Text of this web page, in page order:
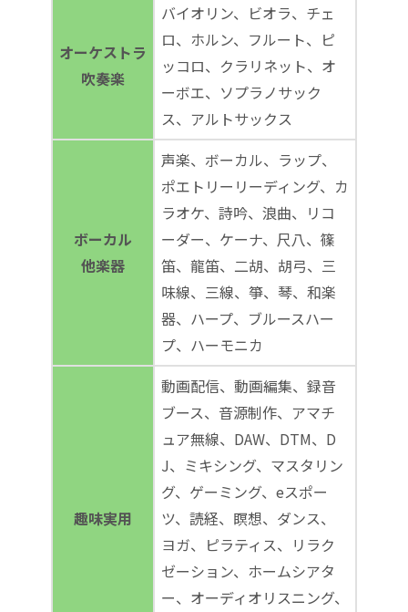
オーケストラ
吹奏楽
バイオリン、ビオラ、チェ
ロ、ホルン、フルート、ピ
ッコロ、クラリネット、オ
ーボエ、ソプラノサック
ス、アルトサックス
ボーカル
他楽器
声楽、ボーカル、ラップ、
ポエトリーリーディング、カ
ラオケ、詩吟、浪曲、リコ
ーダー、ケーナ、尺八、篠
笛、龍笛、二胡、胡弓、三
味線、三線、箏、琴、和楽
器、ハープ、ブルースハー
プ、ハーモニカ
趣味実用
動画配信、動画編集、録音
ブース、音源制作、アマチ
ュア無線、DAW、DTM、D
J、ミキシング、マスタリン
グ、ゲーミング、eスポー
ツ、読経、瞑想、ダンス、
ヨガ、ピラティス、リラク
ゼーション、ホームシアタ
ー、オーディオリスニング、